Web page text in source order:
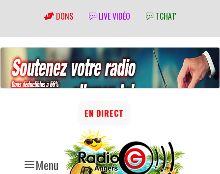
DONS LIVE VIDÉO TCHAT'
Menu
EN DIRECT